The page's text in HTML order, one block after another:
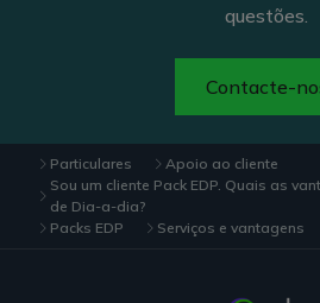
questões.
Contacte-
Particulares
Apoio ao cliente
Sou um cliente Pack EDP. Quais as
de Dia-a-dia?
Packs EDP
Serviços e vantagens